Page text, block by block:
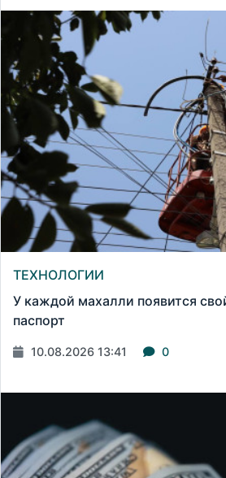
ТЕХНОЛОГИИ
У каждой махалли появится
паспорт
10.08.2026 13:41 0